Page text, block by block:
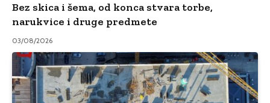
Bez skica i šema, od konca stvara torbe,
narukvice i druge predmete
03/08/2026